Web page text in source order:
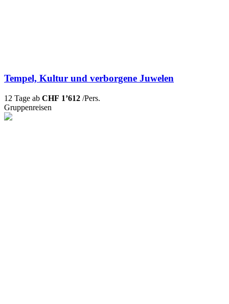
Tempel, Kultur und verborgene Juwelen
12 Tage ab CHF 1’612 /Pers.
Gruppenreisen